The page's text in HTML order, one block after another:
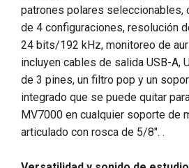
patrones polares seleccionables,
de 4 configuraciones, resolución
24 bits/192 kHz, monitoreo de
incluyen cables de salida USB-A,
de 3 pines, un filtro pop y un
integrado que se puede quitar
MV7000 en cualquier soporte de
articulado con rosca de 5/8". .